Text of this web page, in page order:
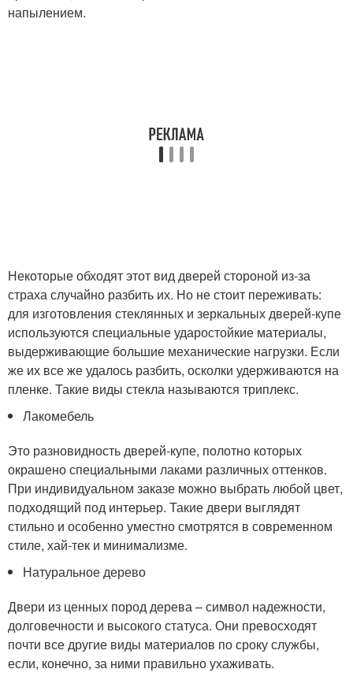
напылением.
Некоторые обходят этот вид дверей стороной из-за
страха случайно разбить их. Но не стоит переживать:
для изготовления стеклянных и зеркальных дверей-купе
используются специальные ударостойкие материалы,
выдерживающие большие механические нагрузки. Если
же их все же удалось разбить, осколки удерживаются на
пленке. Такие виды стекла называются триплекс.
Лакомебель
Это разновидность дверей-купе, полотно которых
окрашено специальными лаками различных оттенков.
При индивидуальном заказе можно выбрать любой цвет,
подходящий под интерьер. Такие двери выглядят
стильно и особенно уместно смотрятся в современном
стиле, хай-тек и минимализме.
Натуральное дерево
Двери из ценных пород дерева – символ надежности,
долговечности и высокого статуса. Они превосходят
почти все другие виды материалов по сроку службы,
если, конечно, за ними правильно ухаживать.